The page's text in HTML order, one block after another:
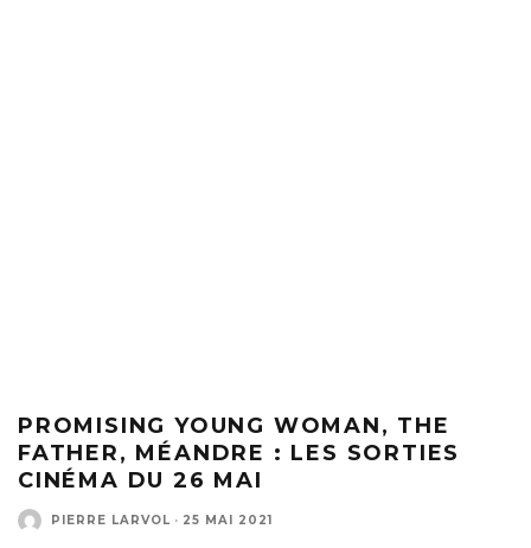
PROMISING YOUNG WOMAN, THE
FATHER, MÉANDRE : LES SORTIES
CINÉMA DU 26 MAI
PIERRE LARVOL · 25 MAI 2021